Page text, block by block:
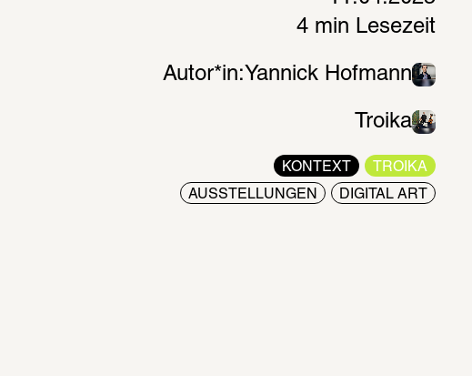
4 min Lesezeit
Autor*in:Yannick Hofmann
Troika
KONTEXT TROIKA
AUSSTELLUNGEN DIGITAL ART